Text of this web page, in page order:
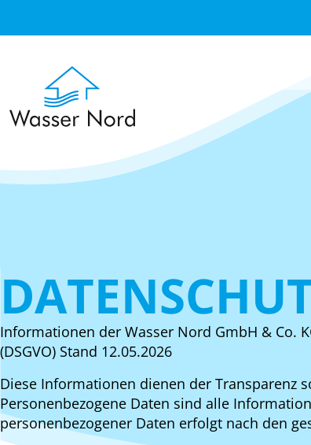
Informationen der Wasser Nord GmbH & Co.
(DSGVO) Stand 12.05.2026
Diese Informationen dienen der Transparenz
Personenbezogene Daten sind alle
personenbezogener Daten erfolgt nach den